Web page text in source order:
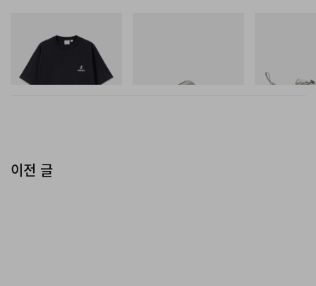
One Point Logo Tee
쇼핑하기
쇼핑하기